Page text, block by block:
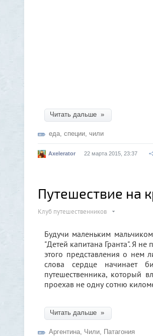
Читать дальше »
еда специи чили
Axelerator 22 марта 2015, 23:37
Путешествие на
Клуб путешественников
Будучи маленьким
"Детей капитана Гранта". Я
этого представления о нем
слова сердце начинает
путешественника, который
проехав не одну сотню
Читать дальше »
Аргентина Чили Патагония